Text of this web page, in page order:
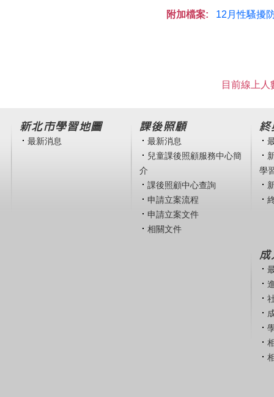
附加檔案: 12月性騷擾
目前線上
新北市學習地圖
最新消息
課後照顧
最新消息
兒童課後照顧服務中心簡
介
課後照顧中心查詢
申請立案流程
申請立案文件
相關文件
終
學